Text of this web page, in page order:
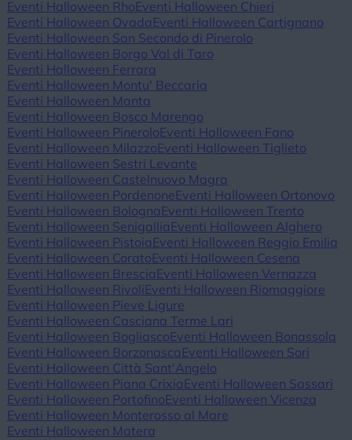
Eventi Halloween RhoEventi Halloween Chieri
Eventi Halloween Ovada Eventi Halloween Cartignano
Eventi Halloween San Secondo di Pinerolo
Eventi Halloween Borgo Val di Taro
Eventi Halloween Ferrara
Eventi Halloween Montu' Beccaria
Eventi Halloween Manta
Eventi Halloween Bosco Marengo
Eventi Halloween PineroloEventi Halloween Fano
Eventi Halloween MilazzoEventi Halloween Tiglieto
Eventi Halloween Sestri Levante
Eventi Halloween Castelnuovo Magra
Eventi Halloween PordenoneEventi Halloween Ortonovo
Eventi Halloween Bologna Eventi Halloween Trento
Eventi Halloween Senigallia Eventi Halloween Alghero
Eventi Halloween Pistoia Eventi Halloween Reggio Emilia
Eventi Halloween CoratoEventi Halloween Cesena
Eventi Halloween Brescia Eventi Halloween Vernazza
Eventi Halloween RivoliEventi Halloween Riomaggiore
Eventi Halloween Pieve Ligure
Eventi Halloween Casciana Terme Lari
Eventi Halloween BogliascoEventi Halloween Bonassola
Eventi Halloween Borzonasca Eventi Halloween Sori
Eventi Halloween Città Sant'Angelo
Eventi Halloween Piana Crixia Eventi Halloween Sassari
Eventi Halloween PortofinoEventi Halloween Vicenza
Eventi Halloween Monterosso al Mare
Eventi Halloween Matera